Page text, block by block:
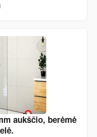
aukščio, berėmė